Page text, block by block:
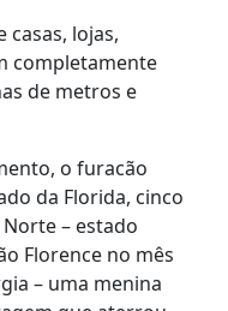
casas, lojas,
completamente
de metros e
o furacão
da Florida, cinco
– estado
Florence no mês
– uma menina